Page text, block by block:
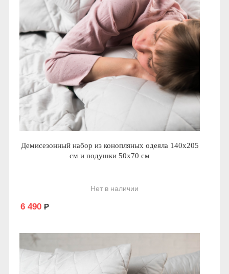
Демисезонный набор из конопляных одеяла 140х205
см и подушки 50х70 см
Нет в наличии
6 490 Р